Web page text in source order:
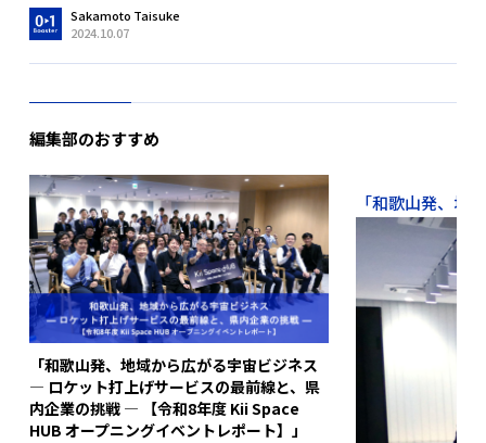
Sakamoto Taisuke
2024.10.07
編集部のおすすめ
「和歌山発、地域から広がる宇宙ビジネス
― ロケット打上げサービスの最前線と、県
内企業の挑戦 ― 【令和8年度 Kii Space
HUB オープニングイベントレポート】」
「和歌山発、地